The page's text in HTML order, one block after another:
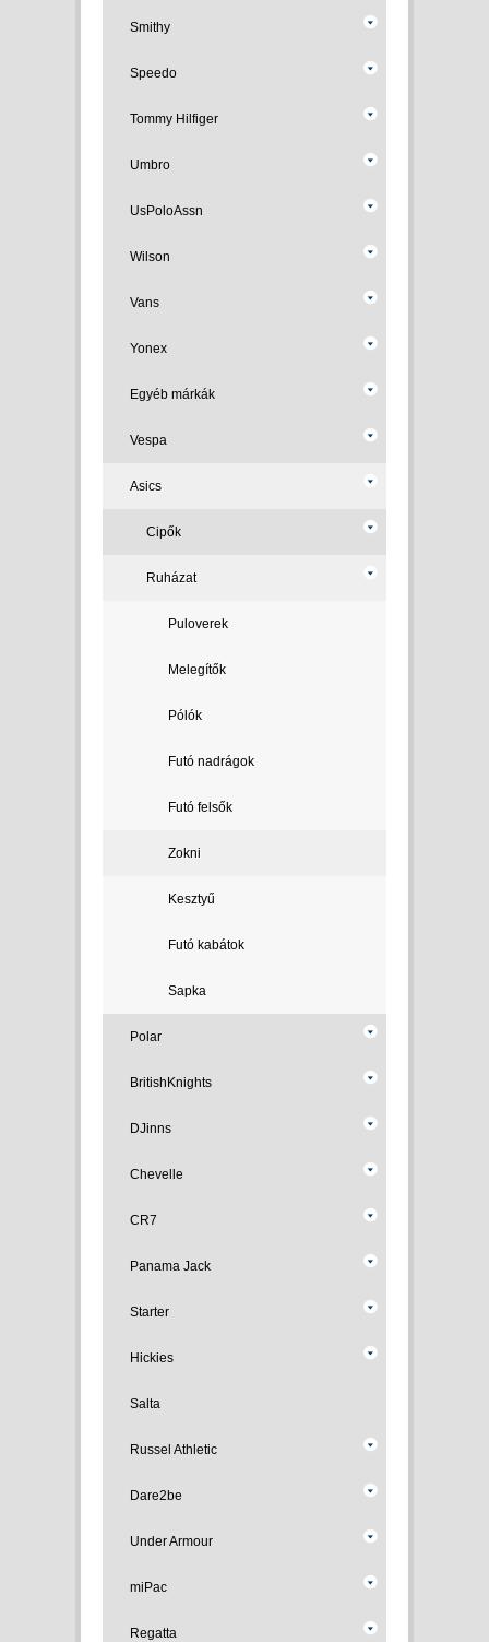
Smithy
Speedo
Tommy Hilfiger
Umbro
UsPoloAssn
Wilson
Vans
Yonex
Egyéb márkák
Vespa
Asics
Cipők
Ruházat
Puloverek
Melegítők
Pólók
Futó nadrágok
Futó felsők
Zokni
Kesztyű
Futó kabátok
Sapka
Polar
BritishKnights
DJinns
Chevelle
CR7
Panama Jack
Starter
Hickies
Salta
Russel Athletic
Dare2be
Under Armour
miPac
Regatta